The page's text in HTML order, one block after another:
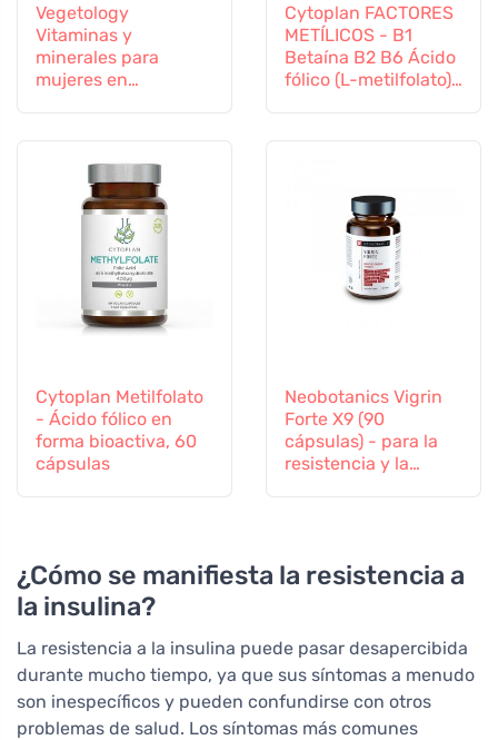
Vegetology
Vitaminas y
minerales para
mujeres en
Cytoplan FACTORES
METÍLICOS - B1
Betaína B2 B6 Ácido
fólico (L-metilfolato)
Cytoplan Metilfolato
- Ácido fólico en
forma bioactiva, 60
cápsulas
Neobotanics Vigrin
Forte X9 (90
cápsulas) - para la
resistencia y la
¿Cómo se manifiesta la resistencia a
la insulina?
La resistencia a la insulina puede pasar desapercibida
durante mucho tiempo, ya que sus síntomas a menudo
son inespecíficos y pueden confundirse con otros
problemas de salud. Los síntomas más comunes